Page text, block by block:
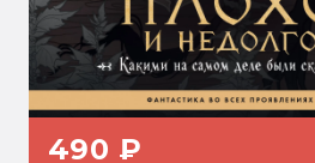
490 ₽